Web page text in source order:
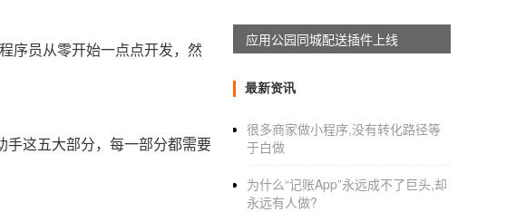
序员从零开始一点点开发，然
这五大部分，每一部分都需要
应用公园同城配送插件上线
最新资讯
很多商家做小程序,没有转化路径等
于白做
为什么“记账App”永远成不了巨头,却
永远有人做?